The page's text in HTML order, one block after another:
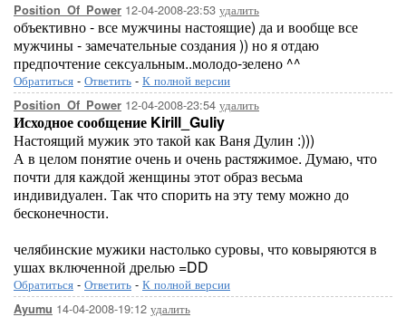
Position_Of_Power 12-04-2008-23:53 удалить
объективно - все мужчины настоящие) да и вообще все
мужчины - замечательные создания )) но я отдаю
предпочтение сексуальным..молодо-зелено ^^
Обратиться - Ответить - К полной версии
Position_Of_Power 12-04-2008-23:54 удалить
Исходное сообщение Kirill_Guliy
Настоящий мужик это такой как Ваня Дулин :)))
А в целом понятие очень и очень растяжимое. Думаю, что
почти для каждой женщины этот образ весьма
индивидуален. Так что спорить на эту тему можно до
бесконечности.
челябинские мужики настолько суровы, что ковыряются в
ушах включенной дрелью =DD
Обратиться - Ответить - К полной версии
Ayumu 14-04-2008-19:12 удалить